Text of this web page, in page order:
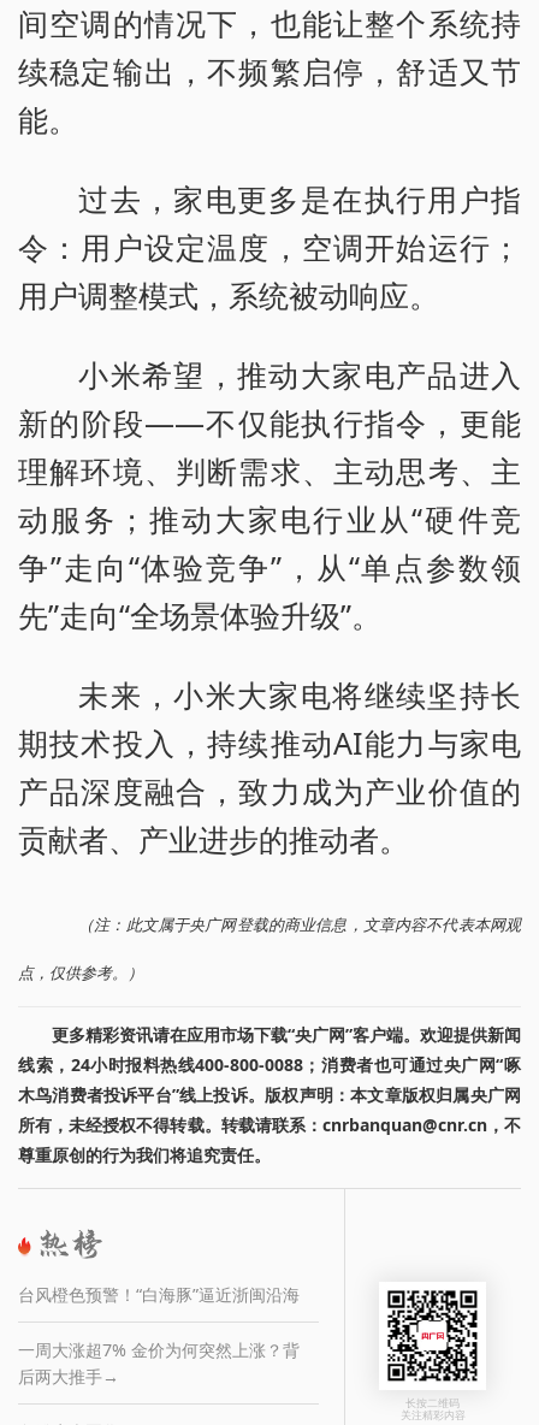
间空调的情况下，也能让整个系统持
续稳定输出，不频繁启停，舒适又节
能。
过去，家电更多是在执行用户指
令：用户设定温度，空调开始运行；
用户调整模式，系统被动响应。
小米希望，推动大家电产品进入
新的阶段——不仅能执行指令，更能
理解环境、判断需求、主动思考、主
动服务；推动大家电行业从“硬件竞
争”走向“体验竞争”，从“单点参数领
先”走向“全场景体验升级”。
未来，小米大家电将继续坚持长
期技术投入，持续推动AI能力与家电
产品深度融合，致力成为产业价值的
贡献者、产业进步的推动者。
（注：此文属于央广网登载的商业信息，文章内容不代表本网观
点，仅供参考。）
更多精彩资讯请在应用市场下载“央广网”客户端。欢迎提供新闻
线索，24小时报料热线400-800-0088；消费者也可通过央广网“啄
木鸟消费者投诉平台”线上投诉。版权声明：本文章版权归属央广网
所有，未经授权不得转载。转载请联系：cnrbanquan@cnr.cn，不
尊重原创的行为我们将追究责任。
台风橙色预警！“白海豚”逼近浙闽沿海
一周大涨超7% 金价为何突然上涨？背
后两大推手→
长按二维码
关注精彩内容